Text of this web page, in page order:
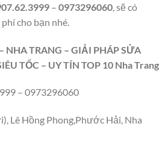
– 0973296060, sẽ có
cho bạn nhé.
NHA TRANG – GIẢI PHÁP SỬA
TỐC – UY TÍN TOP 10 Nha Trang
– 0973296060
Lê Hồng Phong,Phước Hải, Nha